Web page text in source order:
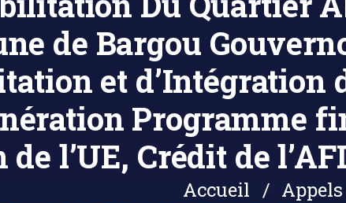
de Bargou
et d’Intégration
Programme
de l’UE, Crédit de
Accueil
Appels